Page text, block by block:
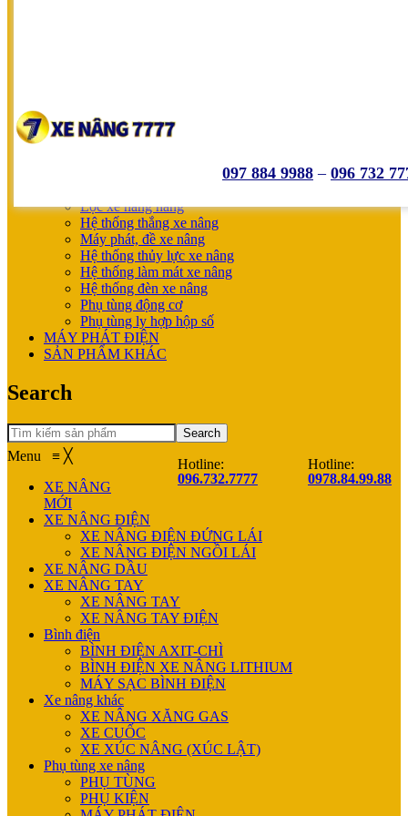
XE NÂNG TAY
XE NÂNG TAY
Lọc xe nâng hàng
Hệ thống thắng xe nâng
Máy phát, đề xe nâng
Hệ thống thủy lực xe nâng
Hệ thống làm mát xe nâng
Hệ thống đèn xe nâng
Phụ tùng động cơ
Phụ tùng ly hợp hộp số
MÁY PHÁT ĐIỆN
SẢN PHẨM KHÁC
Search
Search
Hotline:
096.732.7777
Hotline:
0978.84.99.88
Menu ≡ ╳
XE NÂNG
MỚI
XE NÂNG ĐIỆN
XE NÂNG ĐIỆN ĐỨNG LÁI
XE NÂNG ĐIỆN NGỒI LÁI
XE NÂNG DẦU
XE NÂNG TAY
XE NÂNG TAY
XE NÂNG TAY ĐIỆN
Bình điện
BÌNH ĐIỆN AXIT-CHÌ
BÌNH ĐIỆN XE NÂNG LITHIUM
MÁY SẠC BÌNH ĐIỆN
Xe nâng khác
XE NÂNG XĂNG GAS
XE CUỐC
XE XÚC NÂNG (XÚC LẬT)
Phụ tùng xe nâng
PHỤ TÙNG
PHỤ KIỆN
097 884 9988 – 096 732